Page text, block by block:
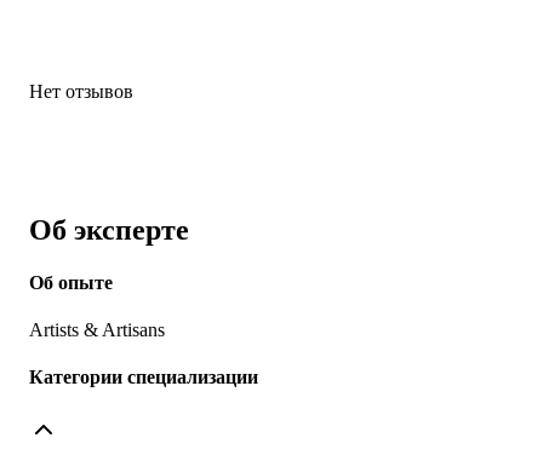
Нет отзывов
Об эксперте
Об опыте
Artists & Artisans
Категории специализации